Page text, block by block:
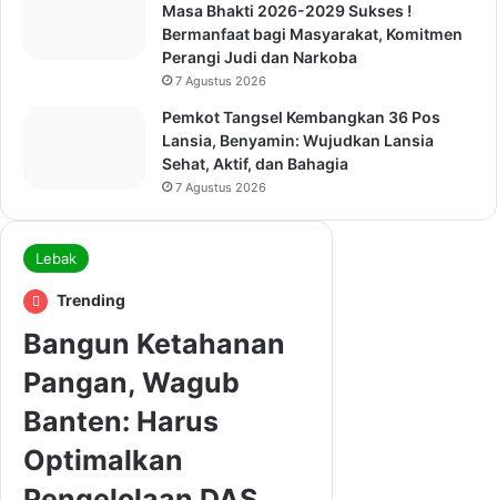
Masa Bhakti 2026-2029 Sukses !
Bermanfaat bagi Masyarakat, Komitmen
Perangi Judi dan Narkoba
7 Agustus 2026
Pemkot Tangsel Kembangkan 36 Pos
Lansia, Benyamin: Wujudkan Lansia
Sehat, Aktif, dan Bahagia
7 Agustus 2026